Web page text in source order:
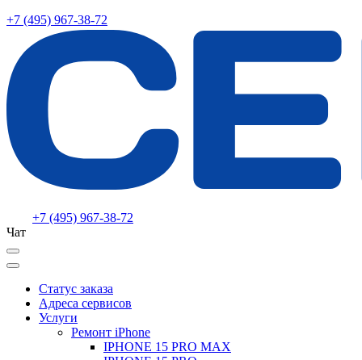
+7 (495) 967-38-72
+7 (495) 967-38-72
Чат
Статус заказа
Адреса сервисов
Услуги
Ремонт iPhone
IPHONE 15 PRO MAX